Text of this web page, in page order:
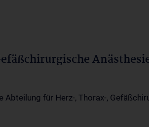
für Herz-, Thorax-,